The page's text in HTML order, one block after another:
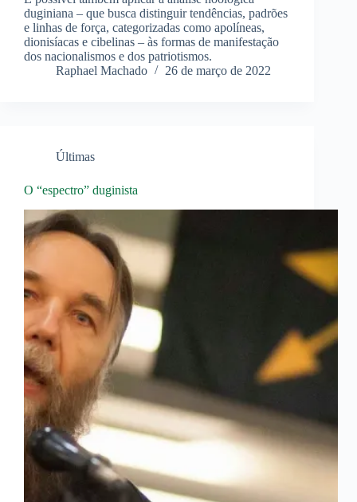
duginiana – que busca distinguir tendências, padrões
e linhas de força, categorizadas como apolíneas,
dionisíacas e cibelinas – às formas de manifestação
dos nacionalismos e dos patriotismos.
Raphael Machado
26 de março de 2022
Últimas
O “espectro” duginista